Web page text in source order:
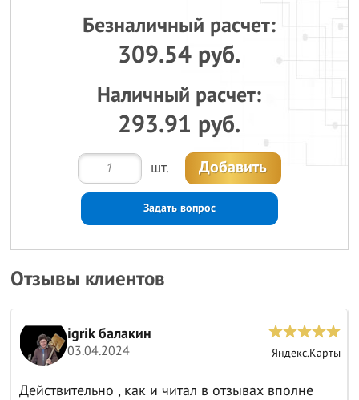
Безналичный расчет:
309.54 руб.
Наличный расчет:
293.91 руб.
шт. Добавить
Задать вопрос
Отзывы клиентов
igrik балакин
03.04.2024 Яндекс.Карты
Действительно , как и читал в отзывах вполне